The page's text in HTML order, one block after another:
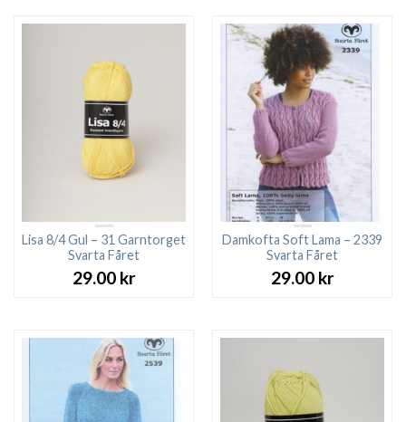
Lisa 8/4 Gul – 31 Garntorget
Svarta Fåret
29.00 kr
Damkofta Soft Lama – 2339
Svarta Fåret
29.00 kr